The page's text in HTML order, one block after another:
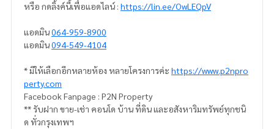
หรือ กดลิ้งค์นี้เพื่อแอดไลน์ : https://lin.ee/OwLEQpV
แอดมิน064-959-8900
แอดมิน094-549-4104
* มีให้เลือกอีกหลายห้อง หลายโครงการค่ะ https://www.p2npro
perty.com
Facebook Fanpage : P2N Property
** รับฝาก ขาย-เช่า คอนโด บ้าน ที่ดิน และอสังหาริมทรัพย์ทุกชนิ
ด ทั่วกรุงเทพฯ